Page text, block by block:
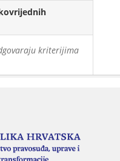
kriterijima